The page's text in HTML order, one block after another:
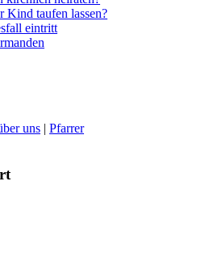
Kind taufen lassen?
eintritt
uns | Pfarrer